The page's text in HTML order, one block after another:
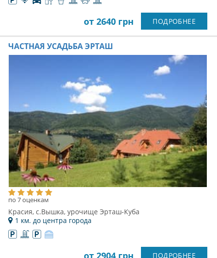
от 2640 грн ПОДРОБНЕЕ
ЧАСТНАЯ УСАДЬБА ЭРТАШ
по 7 оценкам
Красия, с.Вышка, урочище Эрташ-Куба
1 км. до центра города
ПОДРОБНЕЕ